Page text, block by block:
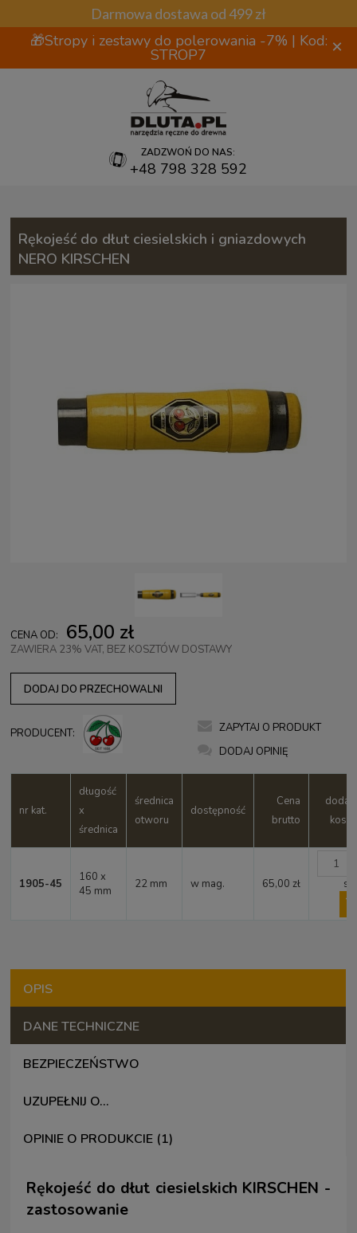
Darmowa dostawa od 499 zł
🎁Stropy i zestawy do polerowania -7% | Kod:
STROP7 ×
ZADZWOŃ DO NAS:
+48 798 328 592
Rękojeść do dłut ciesielskich i gniazdowych
NERO KIRSCHEN
CENA OD: 65,00 zł
ZAWIERA 23% VAT, BEZ KOSZTÓW DOSTAWY
DODAJ DO PRZECHOWALNI
PRODUCENT:
ZAPYTAJ O PRODUKT
DODAJ OPINIĘ
nr kat.
długość
x
średnica
średnica
otworu
dostępność
Cena
brutto
dodaj
1905-45
160 x
45 mm
22 mm w mag. 65,00 zł
OPIS
DANE TECHNICZNE
BEZPIECZEŃSTWO
UZUPEŁNIJ O...
OPINIE O PRODUKCIE (1)
Rękojeść do dłut ciesielskich KIRSCHEN -
zastosowanie